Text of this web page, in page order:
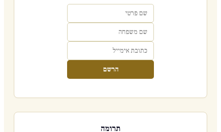
הרשם
תרומה